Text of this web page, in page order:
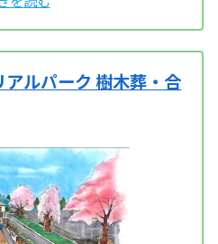
ルパーク 樹木葬・合